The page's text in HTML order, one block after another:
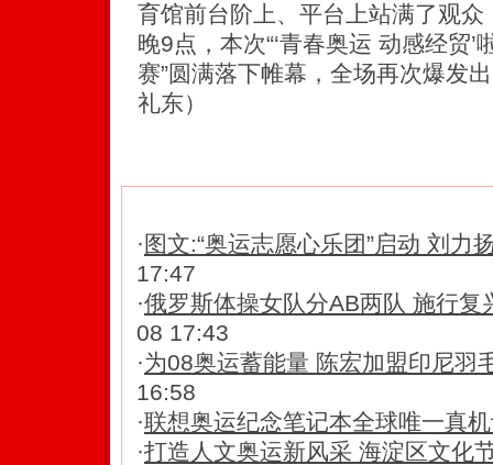
育馆前台阶上、平台上站满了观
晚9点，本次“‘青春奥运 动感经贸
赛”圆满落下帷幕，全场再次爆发
礼东）
· 图文:“奥运志愿心乐团”启动 刘力
17:47
·俄罗斯体操女队分AB两队 施行复
08 17:43
·为08奥运蓄能量 陈宏加盟印尼羽
16:58
·联想奥运纪念笔记本全球唯一真
·打造人文奥运新风采 海淀区文化